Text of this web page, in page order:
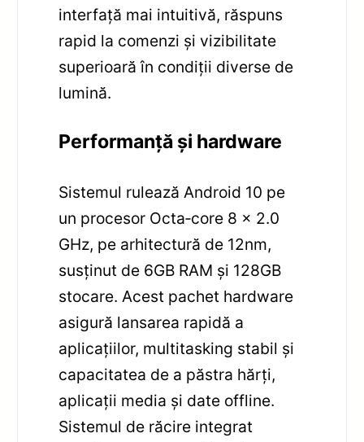
interfață mai intuitivă, răspuns
rapid la comenzi și vizibilitate
superioară în condiții diverse de
lumină.
Performanță și hardware
Sistemul rulează Android 10 pe
un procesor Octa‑core 8 x 2.0
GHz, pe arhitectură de 12nm,
susținut de 6GB RAM și 128GB
stocare. Acest pachet hardware
asigură lansarea rapidă a
aplicațiilor, multitasking stabil și
capacitatea de a păstra hărți,
aplicații media și date offline.
Sistemul de răcire integrat